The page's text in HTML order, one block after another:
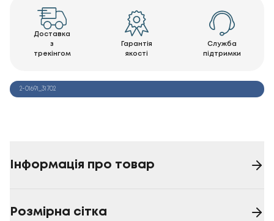
Доставка
з
трекінгом
Гарантія
якості
Служба
підтримки
2-01691_31702
Інформація про товар
Розмірна сітка